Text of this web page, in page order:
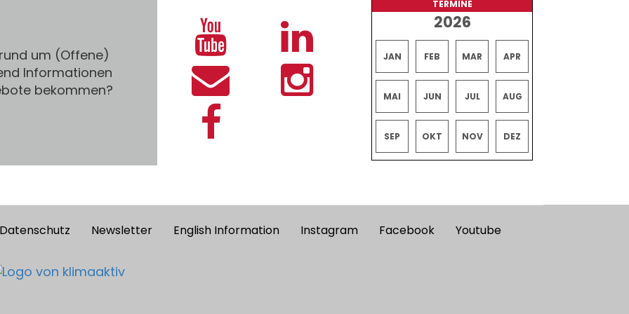
um (Offene)
Informationen
bekommen?
TERMINE
2026
JAN FEB MAR APR
MAI JUN JUL AUG
SEP OKT NOV DEZ
Datenschutz Newsletter English Information Instagram Facebook Youtube